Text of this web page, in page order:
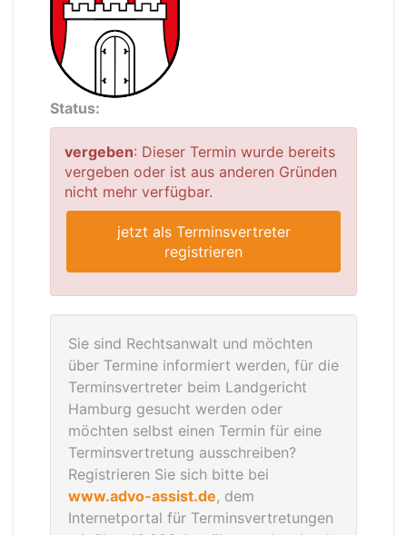
Status:
vergeben: Dieser Termin wurde bereits
vergeben oder ist aus anderen Gründen
nicht mehr verfügbar.
jetzt als Terminsvertreter
registrieren
Sie sind Rechtsanwalt und möchten
über Termine informiert werden, für die
Terminsvertreter beim Landgericht
Hamburg gesucht werden oder
möchten selbst einen Termin für eine
Terminsvertretung ausschreiben?
Registrieren Sie sich bitte bei
www.advo-assist.de, dem
Internetportal für Terminsvertretungen